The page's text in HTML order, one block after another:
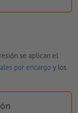
se aplican el
por encargo y los